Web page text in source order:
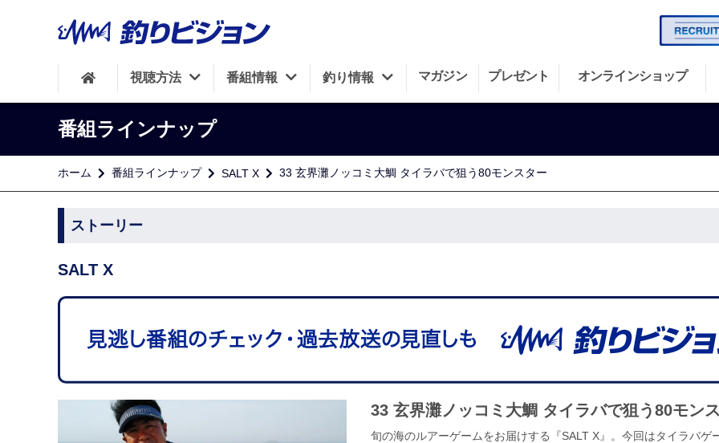
視聴方法 番組情報 釣り情報 マガジン プレゼント オンラインショップ
番組ラインナップ
ホーム 番組ラインナップ SALT X 33 玄界灘ノッコミ大鯛 タイラバで狙う80モンスター
ストーリー
SALT X
33 玄界灘ノッコミ大鯛 タイラバで狙う80モン
旬の海のルアーゲームをお届けする『SALT X』。今回はタイラバ